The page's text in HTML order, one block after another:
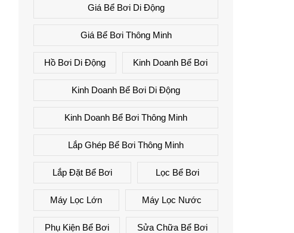
Giá Bể Bơi Di Động
Giá Bể Bơi Thông Minh
Hồ Bơi Di Động Kinh Doanh Bể Bơi
Kinh Doanh Bể Bơi Di Động
Kinh Doanh Bể Bơi Thông Minh
Lắp Ghép Bể Bơi Thông Minh
Lắp Đặt Bể Bơi Lọc Bể Bơi
Máy Lọc Lớn Máy Lọc Nước
Phụ Kiện Bể Bơi Sửa Chữa Bể Bơi